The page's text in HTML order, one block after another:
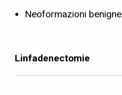
Neoformazioni benigne
Linfadenectomie